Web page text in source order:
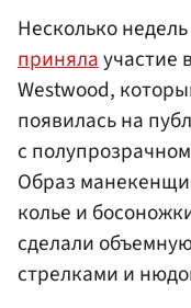
Несколько
принялаучастие
Westwood,
появилась на
с
Образ
колье и
сделали
стрелками и